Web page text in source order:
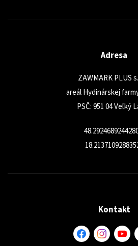
Adresa
ZAWMARK PLUS
areál Hydinárskej
PSČ: 951 04 Veľký
Kontakt